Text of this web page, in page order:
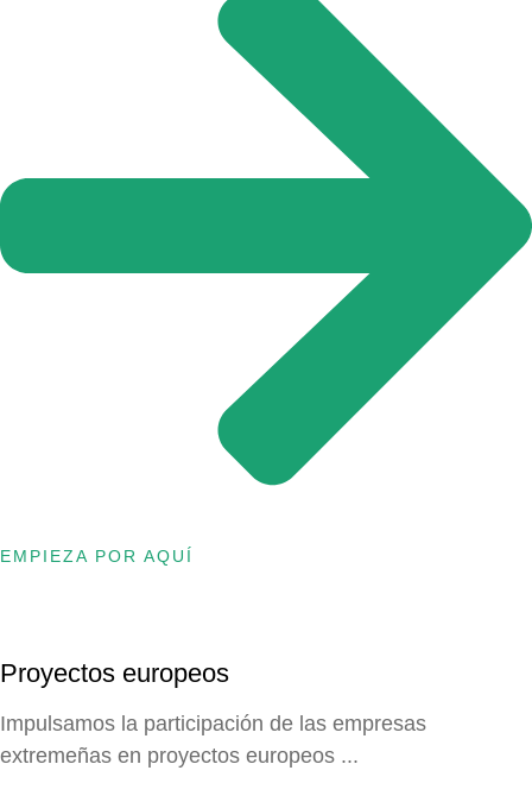
EMPIEZA POR AQUÍ
Proyectos europeos
Impulsamos la participación de las empresas
extremeñas en proyectos europeos ...